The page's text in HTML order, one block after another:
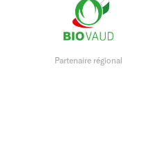
Partenaire régional